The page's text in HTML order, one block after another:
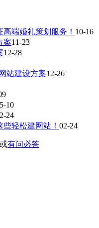
端婚礼策划服务！ 10-16
案11-23
12-28
站建设方案12-26
10
24
轻松建网站！ 02-24
或有问必答